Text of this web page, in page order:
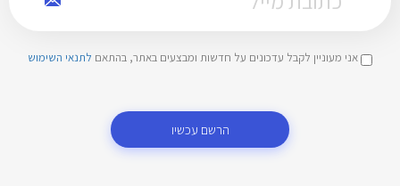
אני מעוניין לקבל עדכונים על חדשות ומבצעים באתר, בהתאם לתנאי השימוש
הרשם עכשיו